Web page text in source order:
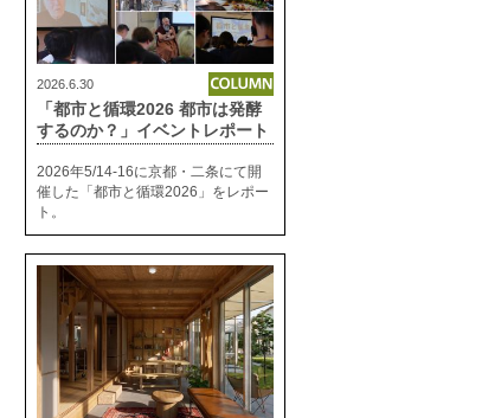
2026.6.30
「都市と循環2026 都市は発酵
するのか？」イベントレポート
2026年5/14-16に京都・二条にて開
催した「都市と循環2026」をレポー
ト。